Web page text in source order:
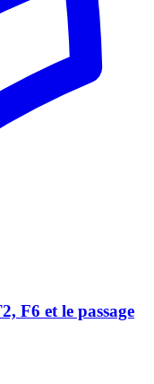
F6 et le passage